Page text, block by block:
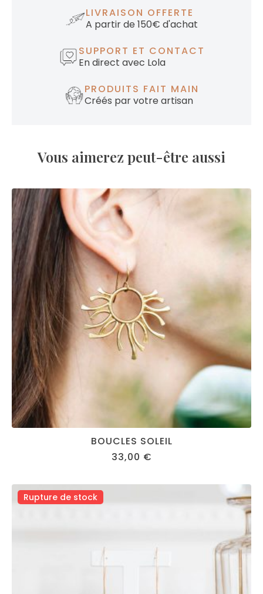
LIVRAISON OFFERTE
A partir de 150€ d'achat
SUPPORT ET CONTACT
En direct avec Lola
PRODUITS FAIT MAIN
Créés par votre artisan
Vous aimerez peut-être aussi
BOUCLES SOLEIL
33,00 €
Rupture de stock